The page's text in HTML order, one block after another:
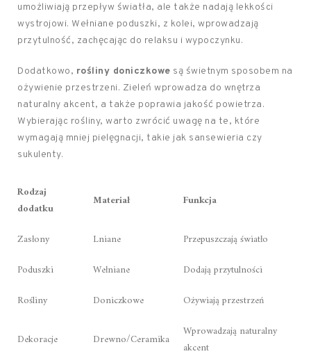
umożliwiają przepływ światła, ale także nadają lekkości
wystrojowi. Wełniane poduszki, z kolei, wprowadzają
przytulność, zachęcając do relaksu i wypoczynku.
Dodatkowo, rośliny doniczkowe są świetnym sposobem na
ożywienie przestrzeni. Zieleń wprowadza do wnętrza
naturalny akcent, a także poprawia jakość powietrza.
Wybierając rośliny, warto zwrócić uwagę na te, które
wymagają mniej pielęgnacji, takie jak sansewieria czy
sukulenty.
Rodzaj
dodatku
Materiał Funkcja
Zasłony Lniane
Przepuszczają światło
Poduszki
Wełniane
Dodają przytulności
Rośliny
Doniczkowe Ożywiają przestrzeń
Dekoracje Drewno/Ceramika
Wprowadzają naturalny
akcent